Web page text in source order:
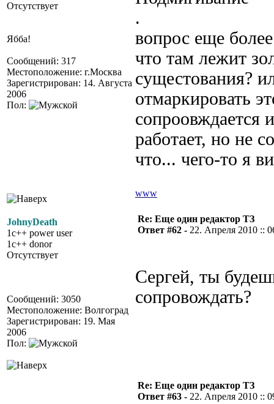
Отсутствует
Ябба!
Сообщений: 317
Местоположение: г.Москва
Зарегистрирован: 14. Августа
2006
Пол:
.
вопрос еще
что там лежит
сущестования?
отмаркировать
сопроовждается
работает, но не
что... чего-то я
www
JohnyDeath
1c++ power user
1c++ donor
Отсутствует
Сообщений: 3050
Местоположение: Волгоград
Зарегистрирован: 19. Мая
2006
Пол:
Re: Еще один редактор ТЗ
Ответ #62 - 22. Апреля 2010 ::
Сергей, ты
сопровождать?
Re: Еще один редактор ТЗ
Ответ #63 - 22. Апреля 2010 ::